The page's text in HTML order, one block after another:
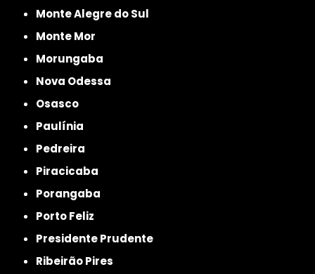
Monte Alegre do Sul
Monte Mor
Morungaba
Nova Odessa
Osasco
Paulínia
Pedreira
Piracicaba
Porangaba
Porto Feliz
Presidente Prudente
Ribeirão Pires